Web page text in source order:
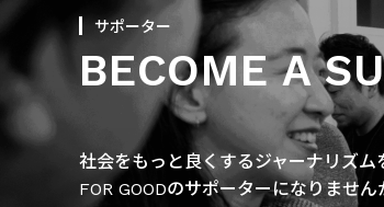
サポーター
BECOME A
社会をもっと良くするジャーナリズ
FOR GOODのサポーターになりません